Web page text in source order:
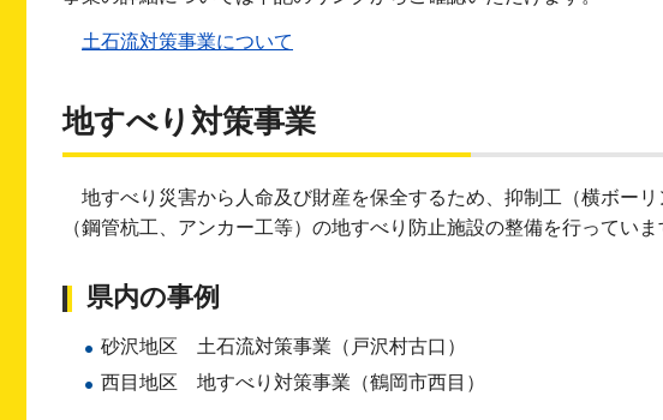
土石流対策事業について
地すべり対策事業
地すべり災害から人命及び財産を保全するため、抑制工（横ボー
（鋼管杭工、アンカー工等）の地すべり防止施設の整備を行っていま
県内の事例
砂沢地区 土石流対策事業（戸沢村古口）
西目地区 地すべり対策事業（鶴岡市西目）